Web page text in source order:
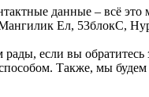
данные – всё
Ел, 53блокС,
если вы
Также, мы